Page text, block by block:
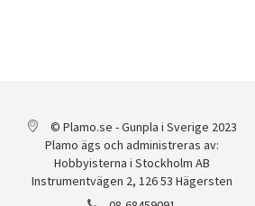
HG D-50C Loto Twin Set 1/144
© Plamo.se - Gunpla i Sverige 2023
Plamo ägs och administreras av:
Hobbyisterna i Stockholm AB
Instrumentvägen 2, 126 53 Hägersten